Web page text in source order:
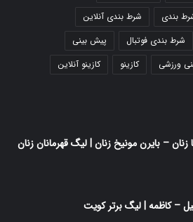
بندی
شرط بندی آنلاین
شرط بندی فوتبال
پیش بینی
ورزشی کازینو کازینو آنلاین
– بایرن مونیخ زنان | لیگ قهرمانان زنان
– کاظمه | لیگ برتر کویت